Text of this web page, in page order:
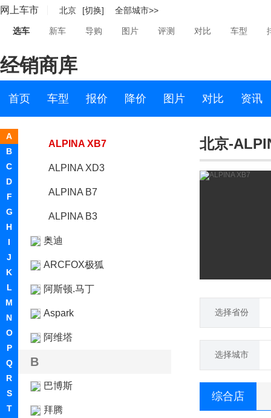
网上车市 北京 [切换] 全部城市>>
选车 新车 导购 图片 评测 对比 车型
经销商库
首页 车型 报价 降价 图片 对比 资讯
A
B
C
D
F
G
H
I
J
K
L
M
N
O
P
Q
R
S
T
艾康尼克
ALPINA
ALPINA
ALPINA XB7
ALPINA XD3
ALPINA B7
ALPINA B3
奥迪
ARCFOX极狐
阿斯顿.马丁
Aspark
阿维塔
B
巴博斯
拜腾
北京-
选择省份
选择城市
综合店